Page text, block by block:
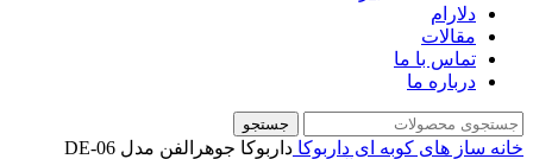
دلارام
مقالات
تماس با ما
درباره ما
جستجو
خانه ساز های کوبه ای داربوکا داربوکا جوهرالفن مدل DE-06